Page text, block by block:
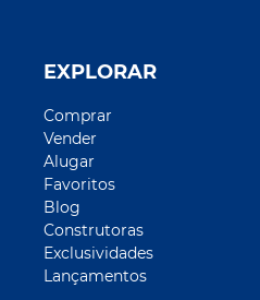
EXPLORAR
Comprar
Vender
Alugar
Favoritos
Blog
Construtoras
Exclusividades
Lançamentos